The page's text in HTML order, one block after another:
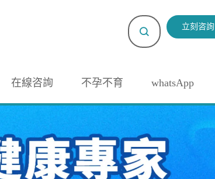
立刻咨詢
在線咨詢 不孕不育 whatsApp